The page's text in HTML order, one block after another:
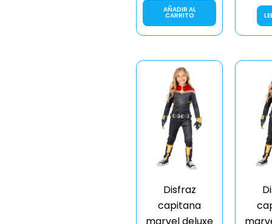
AÑADIR AL
CARRITO
Disfraz
capitana
marvel deluxe